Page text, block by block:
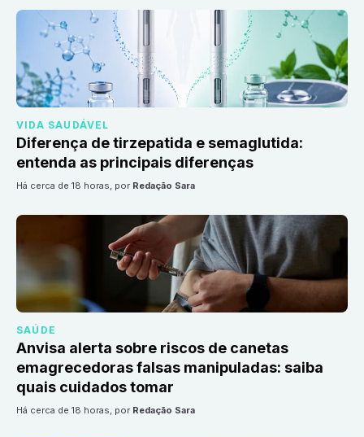
VIDA SAUDÁVEL
Diferença de tirzepatida e semaglutida:
entenda as principais diferenças
há cerca de 18 horas, por Redação Sara
SAÚDE
Anvisa alerta sobre riscos de canetas
emagrecedoras falsas manipuladas: saiba
quais cuidados tomar
há cerca de 18 horas, por Redação Sara